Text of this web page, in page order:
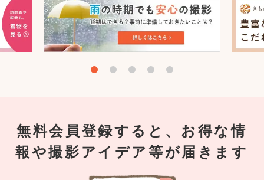
無料会員登録すると、お得な情
報や撮影アイデア等が届きます